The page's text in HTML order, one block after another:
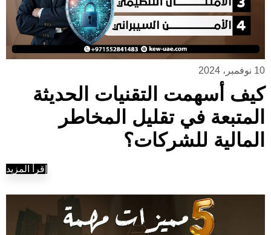
10 نوفمبر، 2024
كيف أسهمت التقنيات الحديثة
المتبعة في تقليل المخاطر
المالية للشركات؟
إقرأ المزيد